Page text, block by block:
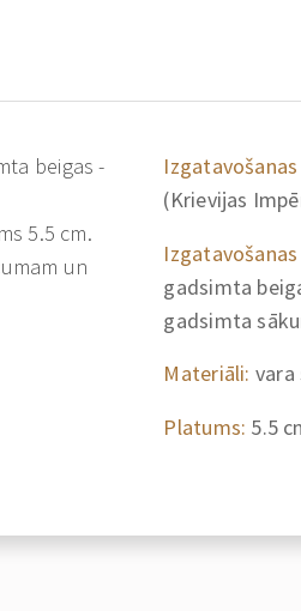
beigas -
5.5 cm.
un
(Krievijas
gadsimta
gadsimta
Materiāli: vara
Platums: 5.5